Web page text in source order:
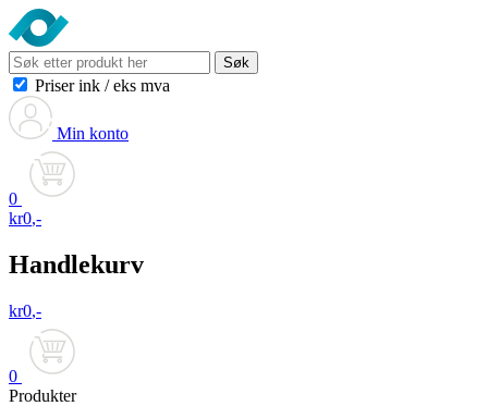
Søk
Priser ink / eks mva
Min konto
0
kr0,-
Handlekurv
kr0,-
0
Produkter